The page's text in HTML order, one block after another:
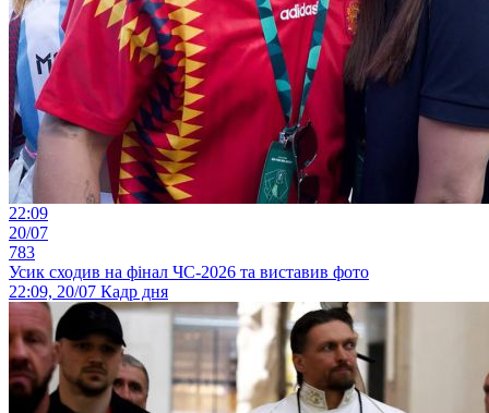
22:09
20/07
783
Усик сходив на фінал ЧС-2026 та виставив фото
22:09, 20/07 Кадр дня